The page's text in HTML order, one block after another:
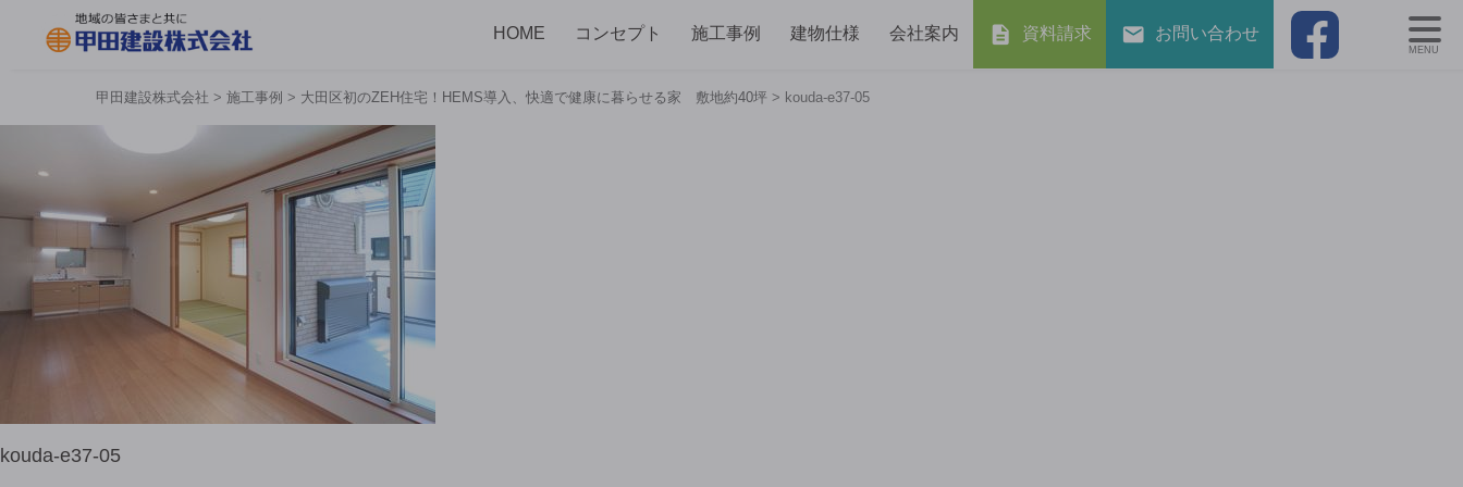
HOME コンセプト 施工事例 建物仕様 会社案内 資料請求 お問い合わせ
甲田建設株式会社 > 施工事例 > 大田区初のZEH住宅！HEMS導入、快適で健康に暮らせる家 敷地約40坪 > kouda-e37-05
kouda-e37-05
MENU